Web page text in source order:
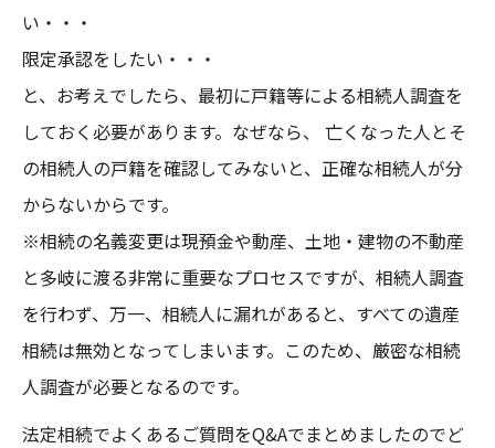
い・・・
限定承認をしたい・・・
と、お考えでしたら、最初に戸籍等による相続人調査を
しておく必要があります。なぜなら、 亡くなった人とそ
の相続人の戸籍を確認してみないと、正確な相続人が分
からないからです。
※相続の名義変更は現預金や動産、土地・建物の不動産
と多岐に渡る非常に重要なプロセスですが、相続人調査
を行わず、万一、相続人に漏れがあると、すべての遺産
相続は無効となってしまいます。このため、厳密な相続
人調査が必要となるのです。
法定相続でよくあるご質問をQ&Aでまとめましたのでど